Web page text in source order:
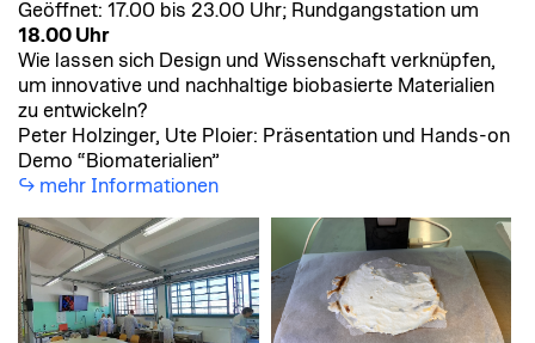
Geöffnet: 17.00 bis 23.00 Uhr; Rundgangstation um
18.00 Uhr
Wie lassen sich Design und Wissenschaft verknüpfen,
um innovative und nachhaltige biobasierte Materialien
zu entwickeln?
Peter Holzinger, Ute Ploier: Präsentation und Hands-on
Demo “Biomaterialien”
mehr Informationen